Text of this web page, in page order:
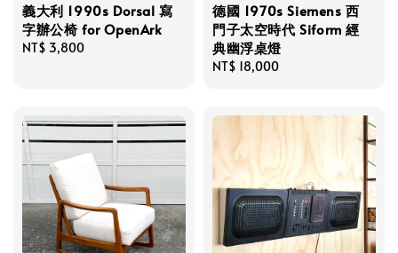
義大利 1990s Dorsal 寫
字辦公椅 for OpenArk
Regular
NT$ 3,800
德國 1970s Siemens 西
門子太空時代 Siform 經
典幽浮桌燈
Regular
NT$ 18,000